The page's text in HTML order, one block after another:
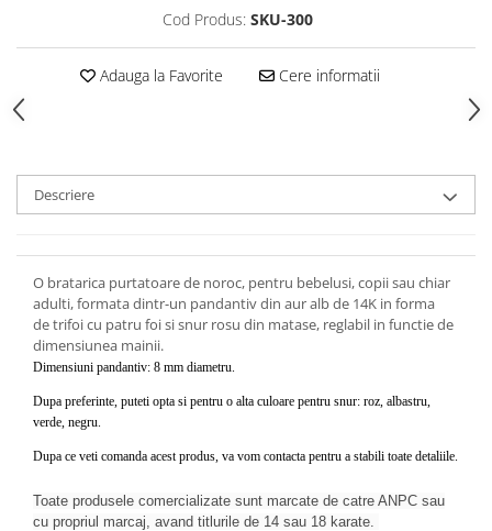
Cod Produs: SKU-300
Adauga la Favorite Cere informatii
Descriere
O bratarica purtatoare de noroc, pentru bebelusi, copii sau chiar
adulti, formata dintr-un pandantiv din aur alb de 14K in forma
de trifoi cu patru foi si snur rosu din matase, reglabil in functie de
dimensiunea mainii.
Dimensiuni pandantiv: 8 mm diametru.
Dupa preferinte, puteti opta si pentru o alta culoare pentru snur: roz, albastru,
verde, negru.
Dupa ce veti comanda acest produs, va vom contacta pentru a stabili toate detaliile.
Toate produsele comercializate sunt marcate de catre ANPC sau
cu propriul marcaj, avand titlurile de 14 sau 18 karate.